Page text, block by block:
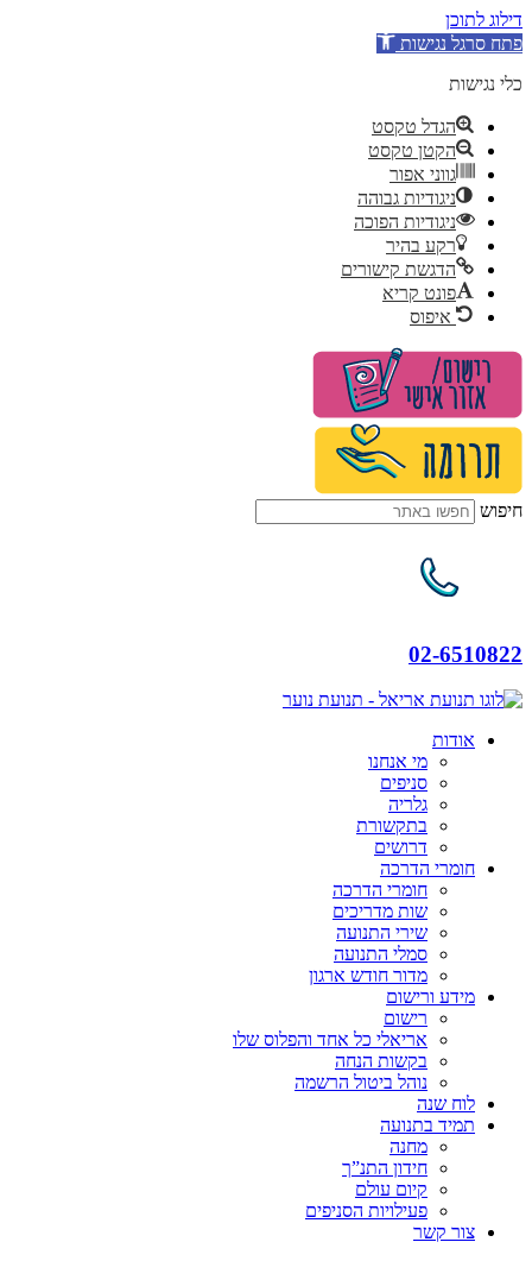
דילוג לתוכן
פתח סרגל נגישות
כלי נגישות
הגדל טקסט
הקטן טקסט
גווני אפור
ניגודיות גבוהה
ניגודיות הפוכה
רקע בהיר
הדגשת קישורים
פונט קריא
איפוס
דלג
לתוכן
חיפוש
02-6510822
אודות
מי אנחנו
סניפים
גלריה
בתקשורת
דרושים
חומרי הדרכה
חומרי הדרכה
שות מדריכים
שירי התנועה
סמלי התנועה
מדור חודש ארגון
מידע ורישום
רישום
אריאלי כל אחד והפלוס שלו
בקשות הנחה
נוהל ביטול הרשמה
לוח שנה
תמיד בתנועה
מחנה
חידון התנ”ך
קיום עולם
פעילויות הסניפים
צור קשר